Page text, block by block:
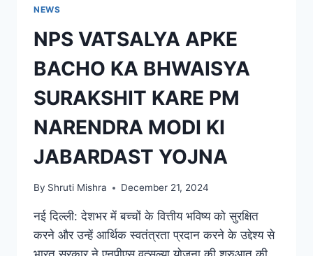
NEWS
NPS VATSALYA APKE
BACHO KA BHWAISYA
SURAKSHIT KARE PM
NARENDRA MODI KI
JABARDAST YOJNA
By Shruti Mishra December 21, 2024
नई दिल्ली: देशभर में बच्चों के वित्तीय भविष्य को सुरक्षित
करने और उन्हें आर्थिक स्वतंत्रता प्रदान करने के उद्देश्य से